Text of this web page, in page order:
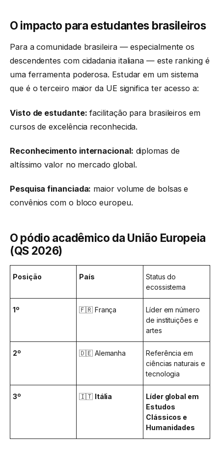
O impacto para estudantes brasileiros
Para a comunidade brasileira — especialmente os
descendentes com cidadania italiana — este ranking é
uma ferramenta poderosa. Estudar em um sistema
que é o terceiro maior da UE significa ter acesso a:
Visto de estudante: facilitação para brasileiros em
cursos de excelência reconhecida.
Reconhecimento internacional: diplomas de
altíssimo valor no mercado global.
Pesquisa financiada: maior volume de bolsas e
convênios com o bloco europeu.
O pódio acadêmico da União Europeia
(QS 2026)
Posição País
Status do
ecossistema
1º 🇫🇷 França
Líder em número
de instituições e
artes
2º 🇩🇪 Alemanha
Referência em
ciências naturais e
tecnologia
3º 🇮🇹 Itália
Líder global em
Estudos
Clássicos e
Humanidades